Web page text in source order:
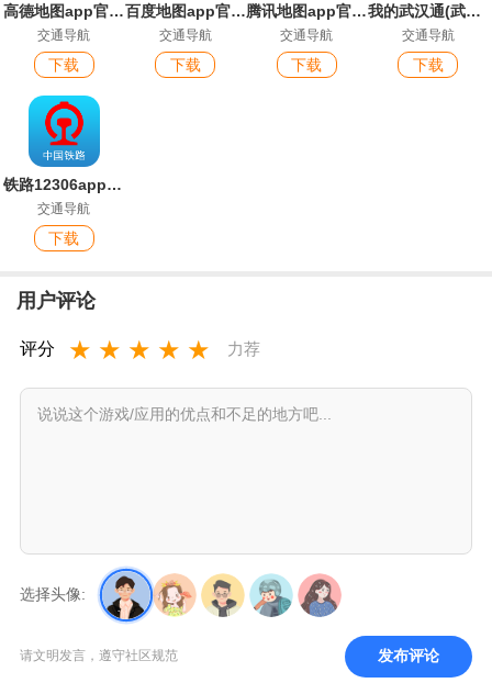
高德地图app官方版
交通导航
下载
百度地图app官方版
交通导航
下载
腾讯地图app官方版
交通导航
下载
我的武汉通(武汉一卡通)软件
交通导航
下载
铁路12306app最新版本
交通导航
下载
用户评论
评分 ★ ★ ★ ★ ★ 力荐
选择头像:
请文明发言，遵守社区规范 发布评论